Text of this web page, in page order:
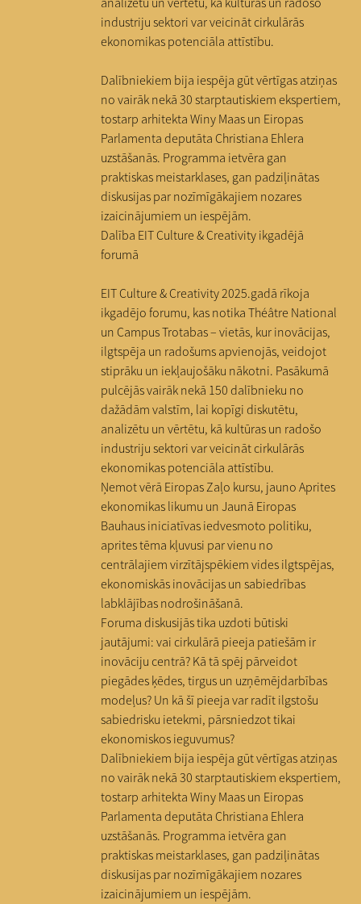
industriju sektori var veicināt cirkulārās
ekonomikas potenciāla attīstību.
Dalībniekiem bija iespēja gūt vērtīgas atziņas
no vairāk nekā 30 starptautiskiem ekspertiem,
tostarp arhitekta Winy Maas un Eiropas
Parlamenta deputāta Christiana Ehlera
uzstāšanās. Programma ietvēra gan
praktiskas meistarklases, gan padziļinātas
diskusijas par nozīmīgākajiem nozares
izaicinājumiem un iespējām.
Dalība EIT Culture & Creativity ikgadējā
forumā
EIT Culture & Creativity 2025.gadā rīkoja
ikgadējo forumu, kas notika Théâtre National
un Campus Trotabas – vietās, kur inovācijas,
ilgtspēja un radošums apvienojās, veidojot
stiprāku un iekļaujošāku nākotni. Pasākumā
pulcējās vairāk nekā 150 dalībnieku no
dažādām valstīm, lai kopīgi diskutētu,
analizētu un vērtētu, kā kultūras un radošo
industriju sektori var veicināt cirkulārās
ekonomikas potenciāla attīstību.
Ņemot vērā Eiropas Zaļo kursu, jauno Aprites
ekonomikas likumu un Jaunā Eiropas
Bauhaus iniciatīvas iedvesmoto politiku,
aprites tēma kļuvusi par vienu no
centrālajiem virzītājspēkiem vides ilgtspējas,
ekonomiskās inovācijas un sabiedrības
labklājības nodrošināšanā.
Foruma diskusijās tika uzdoti būtiski
jautājumi: vai cirkulārā pieeja patiešām ir
inovāciju centrā? Kā tā spēj pārveidot
piegādes ķēdes, tirgus un uzņēmējdarbības
modeļus? Un kā šī pieeja var radīt ilgstošu
sabiedrisku ietekmi, pārsniedzot tikai
ekonomiskos ieguvumus?
Dalībniekiem bija iespēja gūt vērtīgas atziņas
no vairāk nekā 30 starptautiskiem ekspertiem,
tostarp arhitekta Winy Maas un Eiropas
Parlamenta deputāta Christiana Ehlera
uzstāšanās. Programma ietvēra gan
praktiskas meistarklases, gan padziļinātas
diskusijas par nozīmīgākajiem nozares
izaicinājumiem un iespējām.